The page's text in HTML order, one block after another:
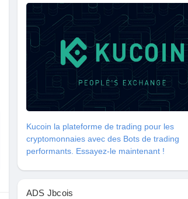
Kucoin la plateforme de trading pour les
cryptomonnaies avec des Bots de trading
performants. Essayez-le maintenant !
ADS Jbcois